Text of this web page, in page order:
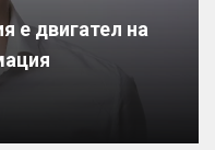
е двигател на